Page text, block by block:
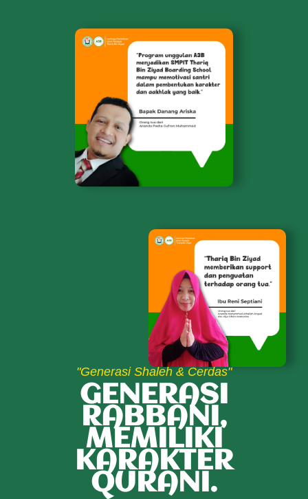
"Generasi Shaleh & Cerdas"
GENERASI
RABBANI,
MEMILIKI
KARAKTER
QURANI.